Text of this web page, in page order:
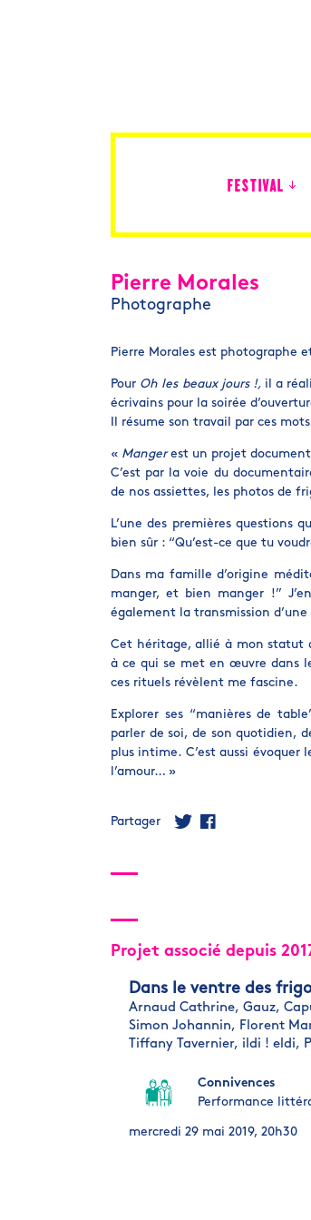
FESTIVAL
Pierre Morales
Photographe
Pierre Morales est photographe
Pour Oh les beaux jours !, il a
écrivains pour la soirée
Il résume son travail par ces
« Mangerest un projet
C’est par la voie du
de nos assiettes, les photos de
L’une des premières questions
bien sûr : “Qu’est-ce que tu
Dans ma famille d’origine
manger, et bien manger !”
également la transmission
Cet héritage, allié à mon statut
à ce qui se met en œuvre dans
ces rituels révèlent me fascine.
Explorer ses “manières de
parler de soi, de son quotidien,
plus intime. C’est aussi
l’amour… »
Partager
Projet associé depuis
Dans le ventre des
Arnaud Cathrine, Gauz,
Simon Johannin, Florent
Tiffany Tavernier, ildi ! eldi,
Connivences
Performance
mercredi 29 mai 2019, 20h30